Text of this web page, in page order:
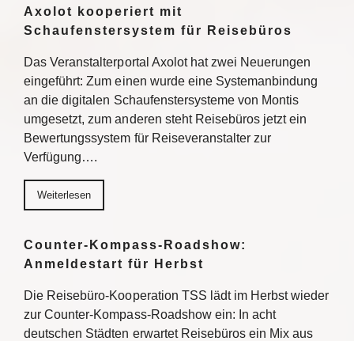
Axolot kooperiert mit
Schaufenstersystem für Reisebüros
Das Veranstalterportal Axolot hat zwei Neuerungen
eingeführt: Zum einen wurde eine Systemanbindung
an die digitalen Schaufenstersysteme von Montis
umgesetzt, zum anderen steht Reisebüros jetzt ein
Bewertungssystem für Reiseveranstalter zur
Verfügung….
Weiterlesen
Counter-Kompass-Roadshow:
Anmeldestart für Herbst
Die Reisebüro-Kooperation TSS lädt im Herbst wieder
zur Counter-Kompass-Roadshow ein: In acht
deutschen Städten erwartet Reisebüros ein Mix aus